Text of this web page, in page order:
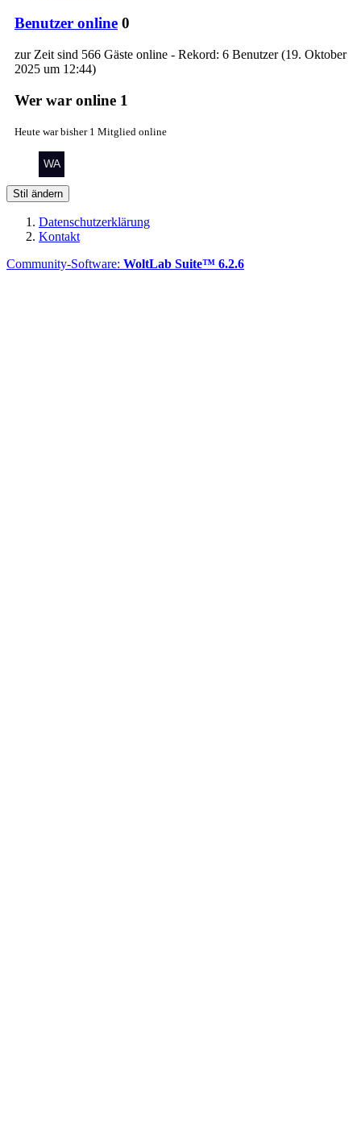
Benutzer online 0
zur Zeit sind 566 Gäste online - Rekord: 6 Benutzer (19. Oktober
2025 um 12:44)
Wer war online 1
Heute war bisher 1 Mitglied online
Stil ändern
Datenschutzerklärung
Kontakt
Community-Software: WoltLab Suite™ 6.2.6